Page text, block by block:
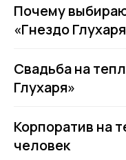
Почему
«Гнездо
Свадьба на
Глухаря»
Корпоратив на
человек
ИП Зимин Дмитрий
ИНН 631625216995
VIP КРУИЗЫ
Мероприятия
Расписание
Пользовательское